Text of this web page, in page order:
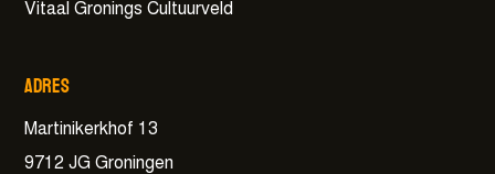
Vitaal Gronings Cultuurveld
Adres
Martinikerkhof 13
9712 JG Groningen